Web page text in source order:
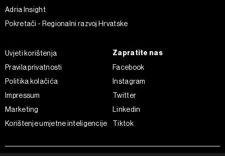
Adria Insight
Pokretači - Regionalni razvoj Hrvatske
Uvjeti korištenja
Pravila privatnosti
Politika kolačića
Impressum
Marketing
Korištenje umjetne inteligencije
Zapratite nas
Facebook
Instagram
Twitter
Linkedin
Tiktok